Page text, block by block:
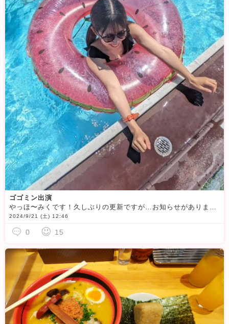
ゴゴミン出演
2024/9/21 (土) 12:46
0 15